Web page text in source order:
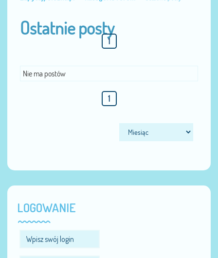
Ostatnie posty
1
Nie ma postów
1
LOGOWANIE